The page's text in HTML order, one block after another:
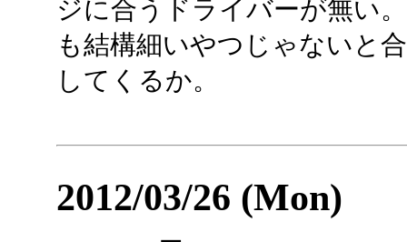
ジに合うドライバーが無い
も結構細いやつじゃないと
してくるか。
2012/03/26 (Mon)